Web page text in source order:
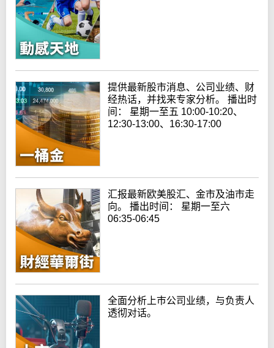
提供最新股市消息、公司业绩、财
经热话，并找来专家分析。 播出时
间： 星期一至五 10:00-10:20、
12:30-13:00、16:30-17:00
汇报最新欧美股汇、金市及油市走
向。 播出时间： 星期一至六
06:35-06:45
全面分析上巿公司业绩，与负责人
透彻对话。